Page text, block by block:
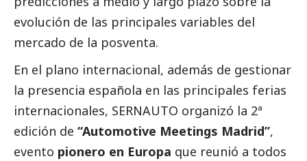
evolución de las principales variables del
mercado de la posventa.
En el plano internacional, además de gestionar
la presencia española en las principales ferias
internacionales, SERNAUTO organizó la 2ª
edición de “Automotive Meetings Madrid”,
evento pionero en Europa que reunió a todos